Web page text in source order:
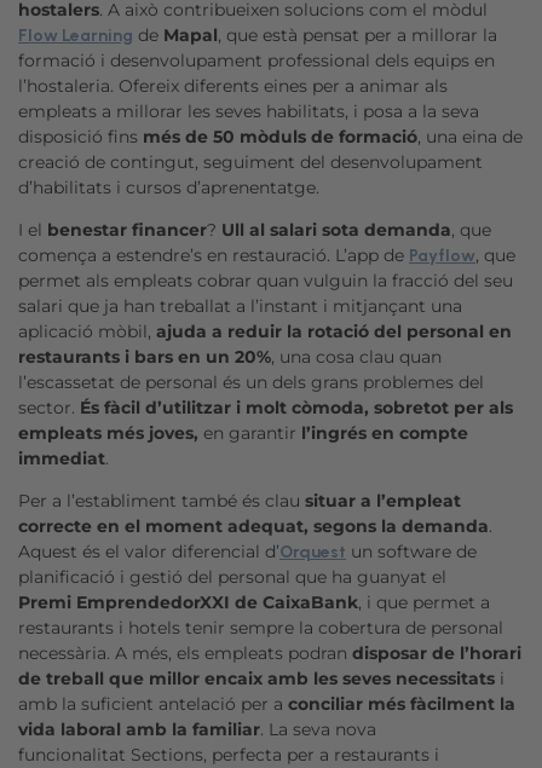
hostalers. A això contribueixen solucions com el mòdul
Flow Learning de Mapal, que està pensat per a millorar la
formació i desenvolupament professional dels equips en
l’hostaleria. Ofereix diferents eines per a animar als
empleats a millorar les seves habilitats, i posa a la seva
disposició fins més de 50 mòduls de formació, una eina de
creació de contingut, seguiment del desenvolupament
d’habilitats i cursos d’aprenentatge.
I el benestar financer? Ull al salari sota demanda, que
comença a estendre’s en restauració. L’app de Payflow, que
permet als empleats cobrar quan vulguin la fracció del seu
salari que ja han treballat a l’instant i mitjançant una
aplicació mòbil, ajuda a reduir la rotació del personal en
restaurants i bars en un 20%, una cosa clau quan
l’escassetat de personal és un dels grans problemes del
sector. És fàcil d’utilitzar i molt còmoda, sobretot per als
empleats més joves, en garantir l’ingrés en compte
immediat.
Per a l’establiment també és clau situar a l’empleat
correcte en el moment adequat, segons la demanda.
Aquest és el valor diferencial d’Orquest un software de
planificació i gestió del personal que ha guanyat el
Premi EmprendedorXXI de CaixaBank, i que permet a
restaurants i hotels tenir sempre la cobertura de personal
necessària. A més, els empleats podran disposar de l’horari
de treball que millor encaix amb les seves necessitats i
amb la suficient antelació per a conciliar més fàcilment la
vida laboral amb la familiar. La seva nova
funcionalitat Sections, perfecta per a restaurants i